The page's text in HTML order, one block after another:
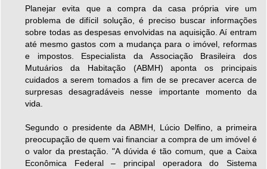
Planejar evita que a compra da casa própria vire um
problema de difícil solução, é preciso buscar informações
sobre todas as despesas envolvidas na aquisição. Aí entram
até mesmo gastos com a mudança para o imóvel, reformas
e impostos. Especialista da Associação Brasileira dos
Mutuários da Habitação (ABMH) aponta os principais
cuidados a serem tomados a fim de se precaver acerca de
surpresas desagradáveis nesse importante momento da
vida.
Segundo o presidente da ABMH, Lúcio Delfino, a primeira
preocupação de quem vai financiar a compra de um imóvel é
o valor da prestação. "A dúvida é tão comum, que a Caixa
Econômica Federal – principal operadora do Sistema